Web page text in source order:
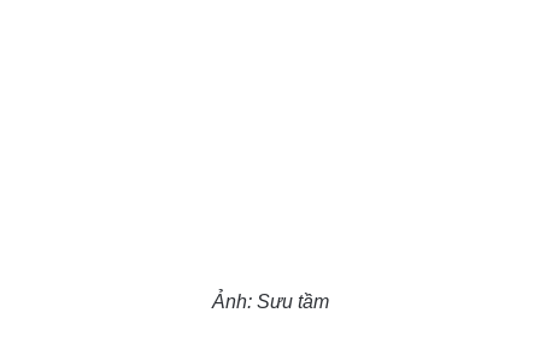
Ảnh: Sưu tầm